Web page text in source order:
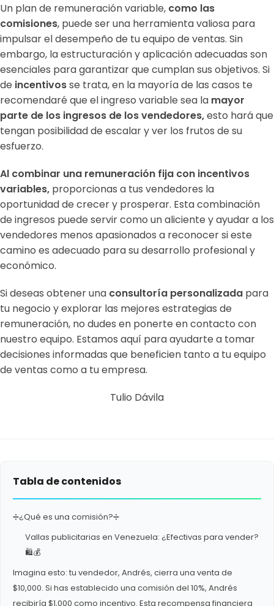
Un plan de remuneración variable, como las
comisiones, puede ser una herramienta valiosa para
impulsar el desempeño de tu equipo de ventas. Sin
embargo, la estructuración y aplicación adecuadas son
esenciales para garantizar que cumplan sus objetivos. Si
de incentivosse trata, en la mayoría de las casos te
recomendaré que el ingreso variable sea la mayor
parte de los ingresos de los vendedores,esto hará que
tengan posibilidad de escalar y ver los frutos de su
esfuerzo.
Al combinar una remuneración fija con incentivos
variables, proporcionas a tus vendedores la
oportunidad de crecer y prosperar. Esta combinación
de ingresos puede servir como un aliciente y ayudar a los
vendedores menos apasionados a reconocer si este
camino es adecuado para su desarrollo profesional y
económico.
Si deseas obtener una consultoría personalizada para
tu negocio y explorar las mejores estrategias de
remuneración, no dudes en ponerte en contacto con
nuestro equipo. Estamos aquí para ayudarte a tomar
decisiones informadas que beneficien tanto a tu equipo
de ventas como a tu empresa.
Tulio Dávila
Tabla de contenidos
➗¿Qué es una comisión?➗
Vallas publicitarias en Venezuela: ¿Efectivas para vender?
🛍️💰
Imagina esto: tu vendedor, Andrés, cierra una venta de
$10,000. Si has establecido una comisión del 10%, Andrés
recibiría $1,000 como incentivo. Esta recompensa financiera